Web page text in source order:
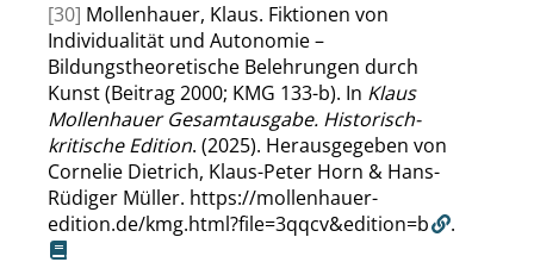
[30] Mollenhauer, Klaus. Fiktionen von
Individualität und Autonomie –
Bildungstheoretische Belehrungen durch
Kunst (Beitrag 2000; KMG 133-b). In Klaus
Mollenhauer Gesamtausgabe. Historisch-
kritische Edition. (2025). Herausgegeben von
Cornelie Dietrich, Klaus-Peter Horn & Hans-
Rüdiger Müller. https://mollenhauer-
edition.de/kmg.html?file=3qqcv&edition=b
.